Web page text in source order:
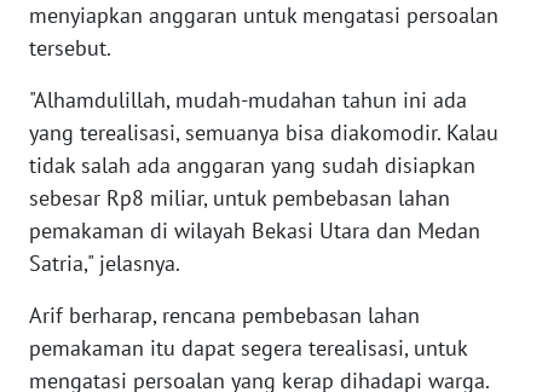
menyiapkan anggaran untuk mengatasi persoalan
tersebut.
"Alhamdulillah, mudah-mudahan tahun ini ada
yang terealisasi, semuanya bisa diakomodir. Kalau
tidak salah ada anggaran yang sudah disiapkan
sebesar Rp8 miliar, untuk pembebasan lahan
pemakaman di wilayah Bekasi Utara dan Medan
Satria," jelasnya.
Arif berharap, rencana pembebasan lahan
pemakaman itu dapat segera terealisasi, untuk
mengatasi persoalan yang kerap dihadapi warga.
WN
SUMBAR
WN
SUMSEL
WN
BENGKULU
LAMPUNG